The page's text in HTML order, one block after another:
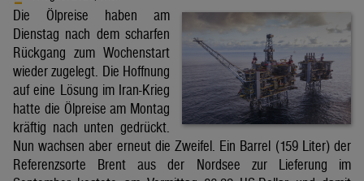
Die Ölpreise haben am
Dienstag nach dem scharfen
Rückgang zum Wochenstart
wieder zugelegt. Die Hoffnung
auf eine Lösung im Iran-Krieg
hatte die Ölpreise am Montag
kräftig nach unten gedrückt.
Nun wachsen aber erneut die Zweifel. Ein Barrel (159 Liter) der
Referenzsorte Brent aus der Nordsee zur Lieferung im